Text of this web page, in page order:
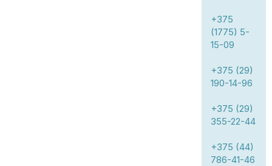
+375
(1775) 5-
15-09
+375 (29)
190-14-96
+375 (29)
355-22-44
+375 (44)
786-41-46